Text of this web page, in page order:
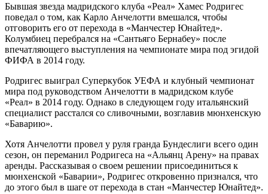
Бывшая звезда мадридского клуба «Реал» Хамес Родригес
поведал о том, как Карло Анчелотти вмешался, чтобы
отговорить его от перехода в «Манчестер Юнайтед».
Колумбиец перебрался на «Сантьяго Бернабеу» после
впечатляющего выступления на чемпионате мира под эгидой
ФИФА в 2014 году.
Родригес выиграл Суперкубок УЕФА и клубный чемпионат
мира под руководством Анчелотти в мадридском клубе
«Реал» в 2014 году. Однако в следующем году итальянский
специалист расстался со сливочными, возглавив мюнхенскую
«Баварию».
Хотя Анчелотти провел у руля гранда Бундеслиги всего один
сезон, он переманил Родригеса на «Альянц Арену» на правах
аренды. Рассказывая о своем решении присоединиться к
мюнхенской «Баварии», Родригес откровенно признался, что
до этого был в шаге от перехода в стан «Манчестер Юнайтед».